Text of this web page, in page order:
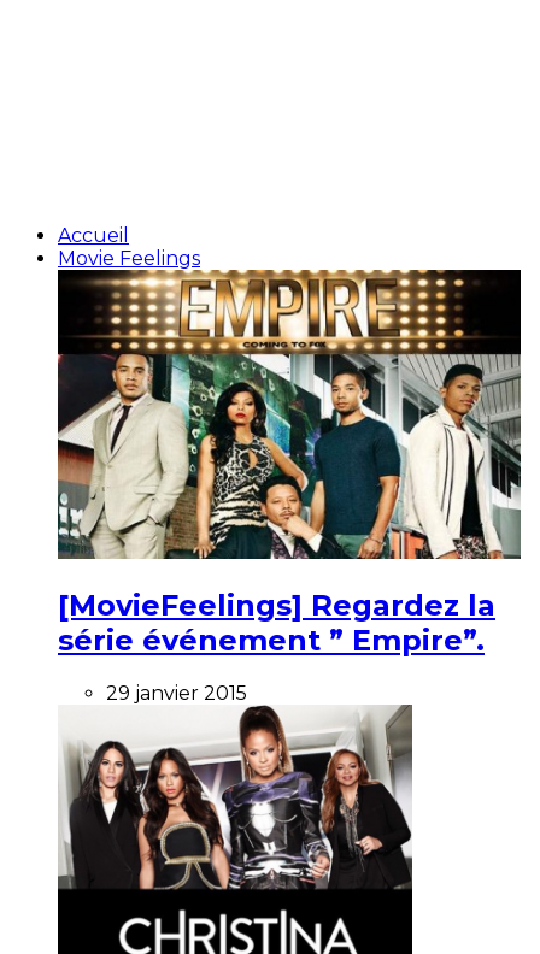
Accueil
Movie Feelings
[MovieFeelings] Regardez la
série événement ” Empire”.
29 janvier 2015